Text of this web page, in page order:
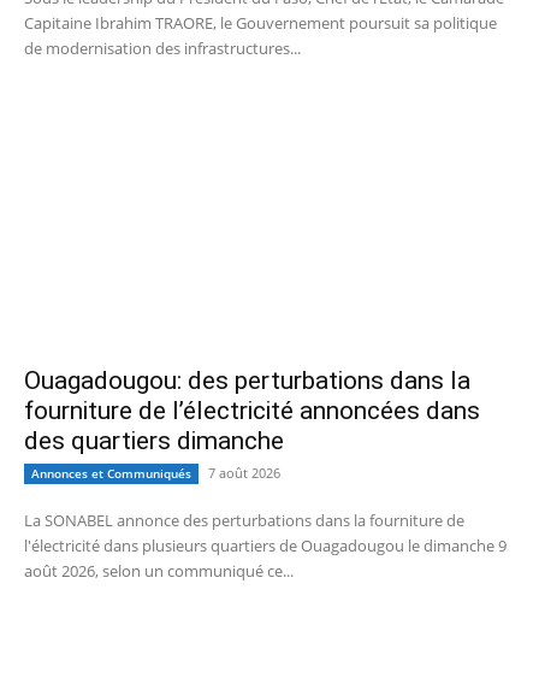
Capitaine Ibrahim TRAORE, le Gouvernement poursuit sa politique
de modernisation des infrastructures...
Ouagadougou: des perturbations dans la
fourniture de l’électricité annoncées dans
des quartiers dimanche
Annonces et Communiqués 7 août 2026
La SONABEL annonce des perturbations dans la fourniture de
l'électricité dans plusieurs quartiers de Ouagadougou le dimanche 9
août 2026, selon un communiqué ce...